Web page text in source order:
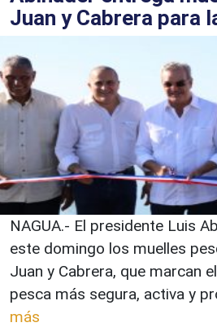
Juan y Cabrera para
NAGUA.- El presidente Luis
este domingo los muelles
Juan y Cabrera, que marcan
pesca más segura, activa y
más